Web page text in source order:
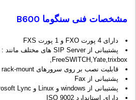
مشخصات فنی سنگوما B600
دارای 4 پورت FXO و 1 پورت FXS
FreeSWITCH,Yate,trixbox,
قابلیت نصب بر روی سرورهای 2U rack-mount
پشتیبانی از Fax
پشتیبانی از windows و Linux و Microsoft Lync
دارای استاندارد ISO 9002